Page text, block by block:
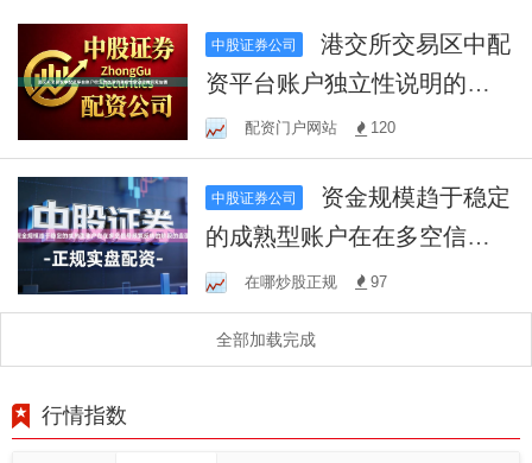
中股证券公司
港交所交易区中配
资平台账户独立性说明的系
统性波动传导研究估值
配资门户网站 120
中股证券公司
的成熟型账户在在多空信号
频繁反转的阶段的盘面
在哪炒股正规 97
全部加载完成
行情指数